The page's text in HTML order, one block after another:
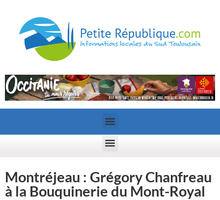
Montréjeau : Grégory Chanfreau
à la Bouquinerie du Mont-Royal